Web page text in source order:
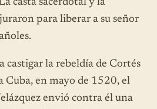
casta sacerdotal y la
para liberar a su señor
castigar la rebeldía de Cortés
Cuba, en mayo de 1520, el
envió contra él una